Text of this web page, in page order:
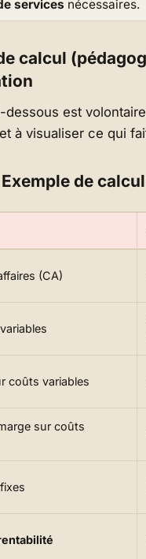
services nécessaires.
calcul
dessous est
à visualiser ce qui
Exemple de
(CA)
coûts variables
sur coûts